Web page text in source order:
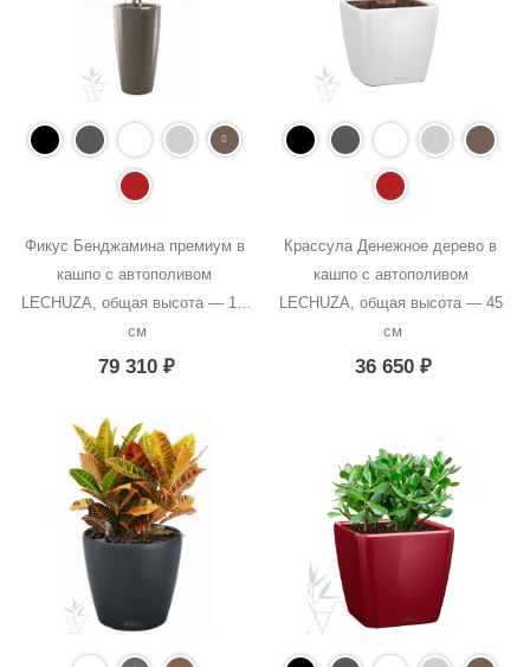
Фикус Бенджамина премиум в
кашпо с автополивом
LECHUZA, общая высота — 170
см
79 310₽
Крассула Денежное дерево в
кашпо с автополивом
LECHUZA, общая высота — 45
см
36 650 ₽